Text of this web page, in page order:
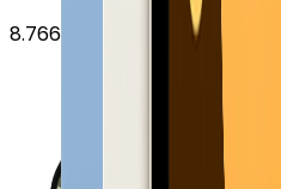
8.766 başlayan fiyatlar